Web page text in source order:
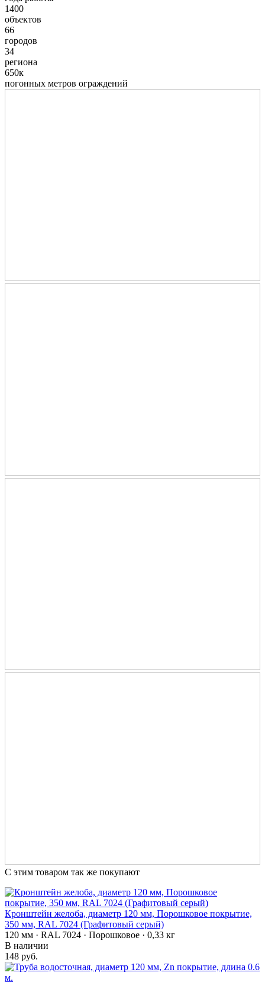
1400
объектов
66
городов
34
региона
650к
погонных метров ограждений
С этим товаром так же покупают
Кронштейн желоба, диаметр 120 мм, Порошковое покрытие,
350 мм, RAL 7024 (Графитовый серый)
120 мм · RAL 7024 · Порошковое · 0,33 кг
В наличии
148 руб.